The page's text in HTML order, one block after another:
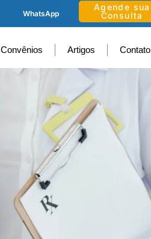
WhatsApp
Agende sua
Consulta
Convênios Artigos Contato